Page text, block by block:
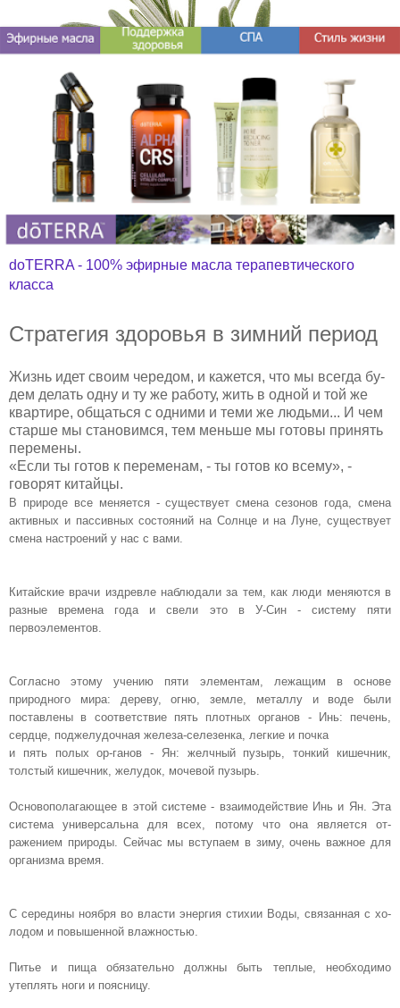
doTERRA - 100% эфирные масла терапевтического
класса
Стратегия здоровья в зимний период
Жизнь идет своим чередом, и кажется, что мы всегда бу­
дем делать одну и ту же ра­боту, жить в одной и той же
квартире, общаться с одними и теми же людьми... И чем
старше мы становимся, тем меньше мы готовы принять
перемены.
«Если ты готов к переменам, - ты го­тов ко всему», -
говорят китайцы.
В природе все меняется - существует смена сезонов года, смена
активных и пассивных состояний на Солнце и на Луне, существует
смена настроений у нас с вами.
Китайские врачи издревле наблюдали за тем, как люди меняются в
разные времена года и свели это в У-Син - систему пяти
первоэлементов.
Согласно этому учению пяти элемен­там, лежащим в основе
природного мира: дереву, огню, земле, металлу и воде были
поставлены в соответствие пять плотных органов - Инь: печень,
сердце, поджелудочная железа-селе­зенка, легкие и почка
и пять полых ор-ганов - Ян: желчный пузырь, тонкий кишечник,
толстый кишечник, желу­док, мочевой пузырь.
Основополага­ющее в этой системе - взаимодействие Инь и Ян. Эта
система универсальна для всех, потому что она является от­
ражением природы. Сейчас мы вступа­ем в зиму, очень важное для
организма время.
С середины ноября во власти энергия стихии Воды, связанная с хо­
лодом и повышенной влажностью.
Пи­тье и пища обязательно должны быть теплые, необходимо
утеплять ноги и поясницу.